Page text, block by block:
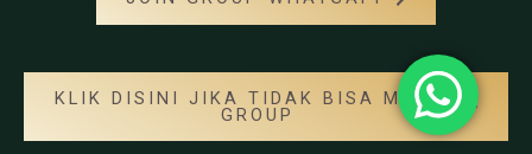
KLIK DISINI JIKA TIDAK BISA MASUK
GROUP